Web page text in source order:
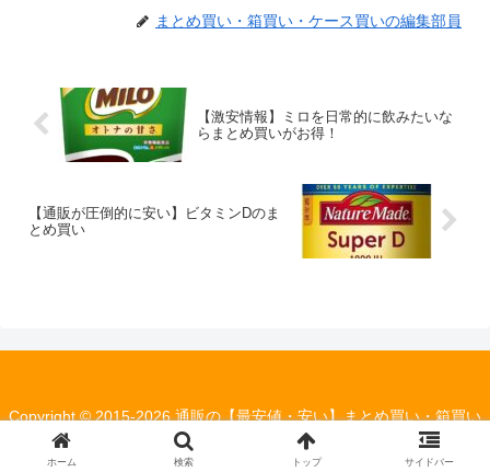
まとめ買い・箱買い・ケース買いの編集部員
【激安情報】ミロを日常的に飲みたいな
らまとめ買いがお得！
【通販が圧倒的に安い】ビタミンDのま
とめ買い
Copyright © 2015-2026 通販の【最安値・安い】まとめ買い・箱買い
の情報局 All Rights Reserved.
ホーム 検索 トップ サイドバー